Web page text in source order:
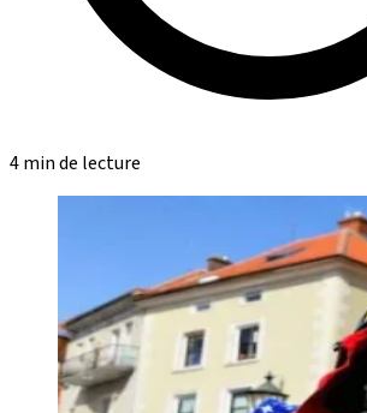
4 min de lecture